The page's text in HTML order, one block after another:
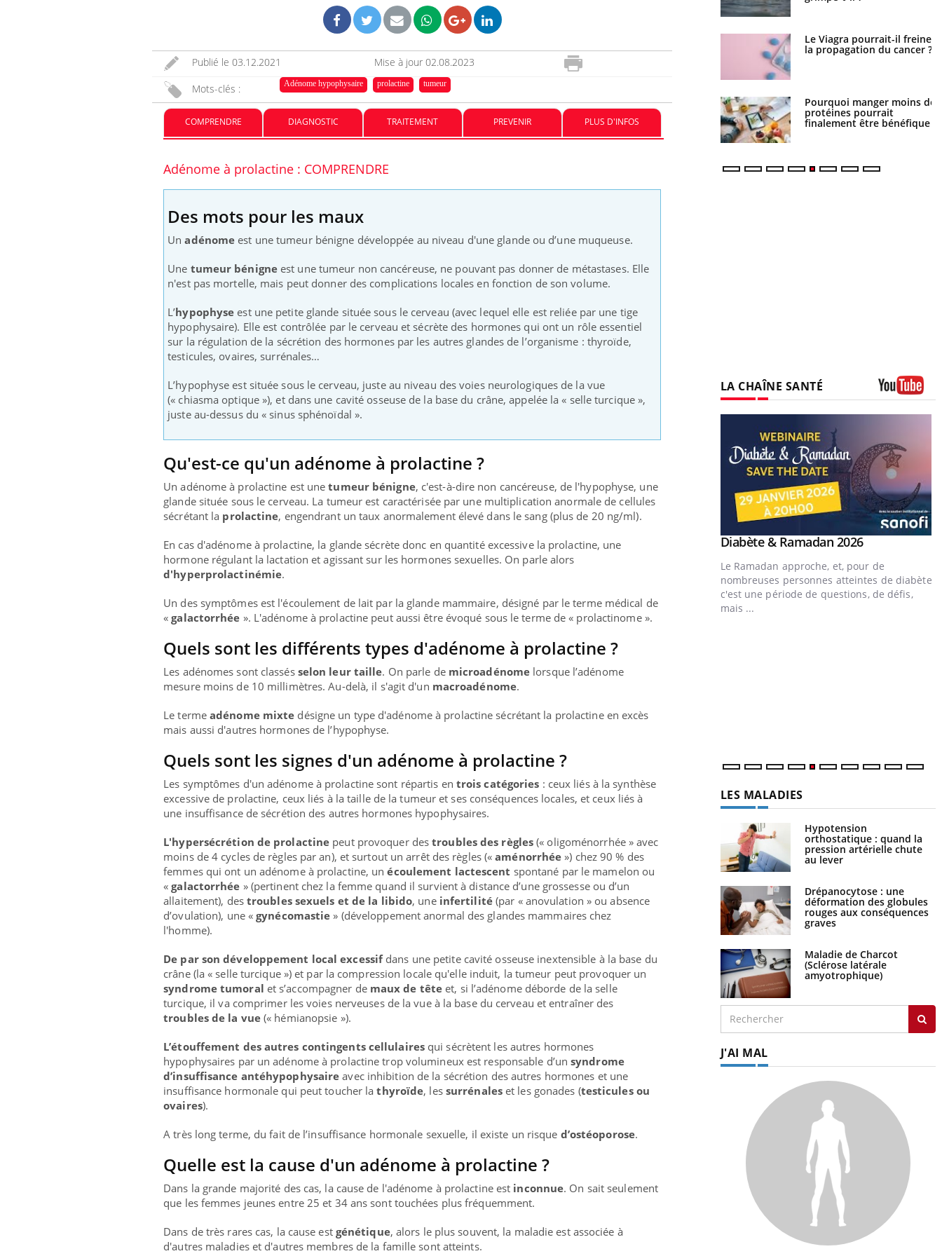
Publié le03.12.2021 Mise à jour 02.08.2023
Mots-clés :
Adénome hypophysaire prolactine tumeur
COMPRENDRE DIAGNOSTIC TRAITEMENT PREVENIR PLUS D'INFOS
Adénome à prolactine : COMPRENDRE
Des mots pour les maux
Unadénome est une tumeur bénigne développée au niveau d'une glande ou d’une muqueuse.
Une tumeur bénigneest une tumeur non cancéreuse, ne pouvant pas donner de métastases. Elle
n'est pas mortelle, mais peut donner des complications locales en fonction de son volume.
L’hypophyse est une petite glande située sous le cerveau (avec lequel elle est reliée par une tige
hypophysaire). Elle est contrôlée par le cerveau et sécrète des hormones qui ont un rôle essentiel
sur la régulation de la sécrétion des hormones par les autres glandes de l’organisme : thyroïde,
testicules, ovaires, surrénales…
L’hypophyse est située sous le cerveau, juste au niveau des voies neurologiques de la vue
(« chiasma optique »), et dans une cavité osseuse de la base du crâne, appelée la « selle turcique »,
juste au-dessus du « sinus sphénoïdal ».
Qu'est-ce qu'un adénome à prolactine ?
Un adénome à prolactine est unetumeur bénigne, c'est-à-dire non cancéreuse, de l'hypophyse, une
glande située sous le cerveau. La tumeur est caractérisée par une multiplication anormale de cellules
sécrétant la prolactine, engendrant un taux anormalement élevé dans le sang (plus de 20 ng/ml).
En cas d'adénome à prolactine, la glande sécrète donc en quantité excessive la prolactine, une
hormone régulant la lactation et agissant sur les hormones sexuelles. On parle alors
d'hyperprolactinémie.
Un des symptômes est l'écoulement de lait par la glande mammaire, désigné par le terme médical de
«galactorrhée ». L'adénome à prolactine peut aussi être évoqué sous le terme de « prolactinome ».
Quels sont les différents types d'adénome à prolactine ?
Les adénomes sont classés selon leur taille. On parle de microadénome lorsque l’adénome
mesure moins de 10 millimètres. Au-delà, il s'agit d'un macroadénome.
Le termeadénome mixte désigne un type d'adénome à prolactine sécrétant la prolactine en excès
mais aussi d'autres hormones de l’hypophyse.
Quels sont les signes d'un adénome à prolactine ?
Les symptômes d'un adénome à prolactine sont répartis en trois catégories : ceux liés à la synthèse
excessive de prolactine, ceux liés à la taille de la tumeur et ses conséquences locales, et ceux liés à
une insuffisance de sécrétion des autres hormones hypophysaires.
L'hypersécrétion de prolactine peut provoquer destroubles des règles (« oligoménorrhée » avec
moins de 4 cycles de règles par an), et surtout un arrêt des règles («aménorrhée») chez 90 % des
femmes qui ont un adénome à prolactine, unécoulement lactescent spontané par le mamelon ou
«galactorrhée » (pertinent chez la femme quand il survient à distance d’une grossesse ou d’un
allaitement), des troubles sexuels et de la libido, une infertilité(par « anovulation » ou absence
d’ovulation), une «gynécomastie» (développement anormal des glandes mammaires chez
l'homme).
De par son développement local excessifdans une petite cavité osseuse inextensible à la base du
crâne (la « selle turcique ») et par la compression locale qu'elle induit, la tumeur peut provoquer un
syndrome tumoral et s’accompagner de maux de tête et, si l’adénome déborde de la selle
turcique, il va comprimer les voies nerveuses de la vue à la base du cerveau et entraîner des
troubles de la vue(« hémianopsie »).
L’étouffement des autres contingents cellulairesqui sécrètent les autres hormones
hypophysaires par un adénome à prolactine trop volumineux est responsable d’unsyndrome
d’insuffisance antéhypophysaire avec inhibition de la sécrétion des autres hormones et une
insuffisance hormonale qui peut toucher lathyroïde, les surrénaleset les gonades (testicules ou
ovaires).
A très long terme, du fait de l’insuffisance hormonale sexuelle, il existe un risque d’ostéoporose.
Quelle est la cause d'un adénome à prolactine ?
Dans la grande majorité des cas, la cause de l'adénome à prolactine est inconnue. On sait seulement
que les femmes jeunes entre 25 et 34 ans sont touchées plus fréquemment.
Dans de très rares cas, la cause est génétique, alors le plus souvent, la maladie est associée à
d'autres maladies et d'autres membres de la famille sont atteints.
protègent-ils aussi les os ?
Cytomégalovirus : ce qui
change dans la prise en
charge des femmes
tous les jours se profile-t-
elle enfin ?
Pourquoi votre ventre
gâche-t-il les premiers
jours de vos vacances ?
Le Viagra pourrait-il freiner
la propagation du cancer ?
Pourquoi manger moins de
protéines pourrait
finalement être bénéfique
Le smartphone nuit-il à
l'apprentissage de la
lecture ?
Mordue par une tique en
vacances, elle reste dans le
coma pendant 42 jours
LA CHAÎNE SANTÉ
Insuline & Charge mentale : et si on
osait en parler??Youtube
En 2026, l'insuline dans le diabète de type 2
patients comme parfois chez les soignants.
Youtube
Eczéma Chronique des Mains : se
préparer pour l’été ! Youtube
soleil, activités en plein air… Nos mains sont
...
Youtube
Diabète & Ramadan 2026Youtube
Le Ramadan approche, et, pour de
nombreuses personnes atteintes de diabète,
c'est une période de questions, de défis,
mais ...
LES MALADIES
Hypotension
orthostatique : quand la
pression artérielle chute
au lever
Drépanocytose : une
déformation des globules
rouges aux conséquences
graves
Maladie de Charcot
(Sclérose latérale
amyotrophique)
J'AI MAL